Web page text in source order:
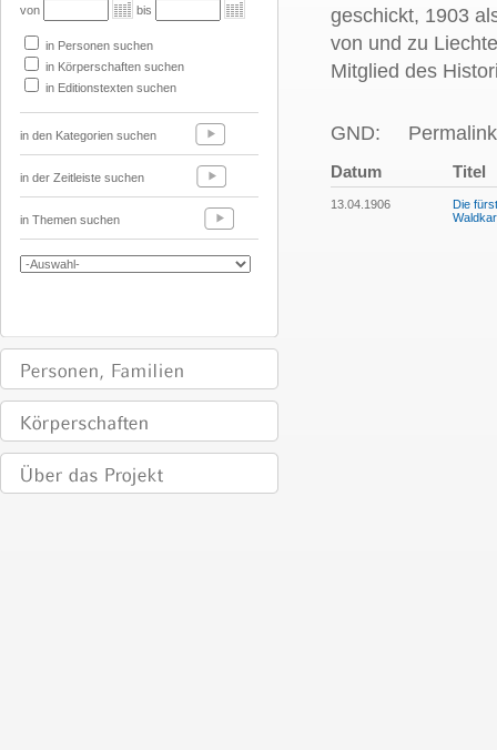
von bis
in Personen suchen
in Körperschaften suchen
in Editionstexten suchen
in den Kategorien suchen
in der Zeitleiste suchen
in Themen suchen
geschickt, 1903
von und zu
Mitglied des
GND:
Datum Titel
13.04.1906
Die